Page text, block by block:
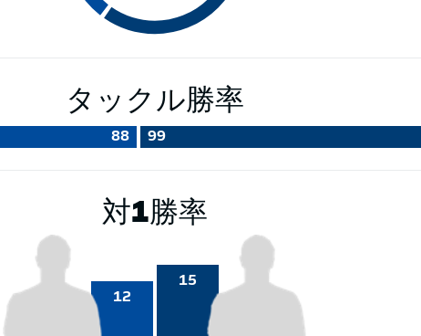
タックル勝率
88 99
対1勝率
12
15